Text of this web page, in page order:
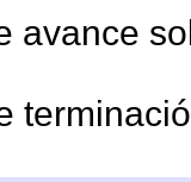
avance